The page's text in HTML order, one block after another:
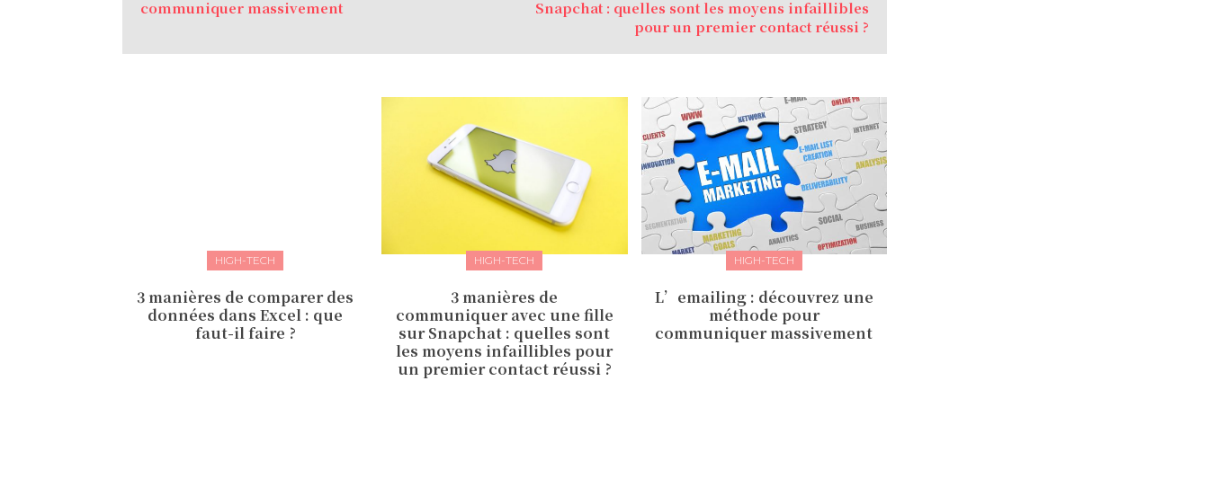
communiquer massivement
Snapchat : quelles sont les moyens infaillibles
pour un premier contact réussi ?
HIGH-TECH
3 manières de comparer des
données dans Excel : que
faut-il faire ?
HIGH-TECH
3 manières de
communiquer avec une fille
sur Snapchat : quelles sont
les moyens infaillibles pour
un premier contact réussi ?
HIGH-TECH
L’emailing : découvrez une
méthode pour
communiquer massivement